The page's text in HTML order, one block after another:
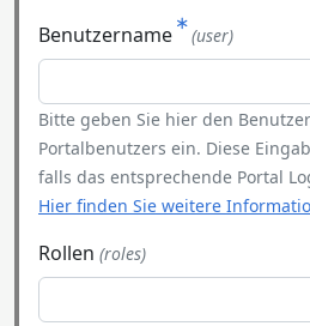
Benutzername (user)
Bitte geben Sie hier den
Portalbenutzers ein. Diese
falls das entsprechende Portal
Hier finden Sie weitere
Rollen (roles)